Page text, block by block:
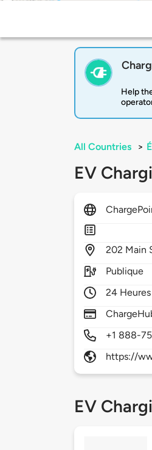
Help
All Countries >
EV
202 Main
Publique
24 Heures
+1 888-
https://
EV